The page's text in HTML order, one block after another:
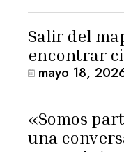
Salir del
encontrar
mayo 18,
«Somos
una